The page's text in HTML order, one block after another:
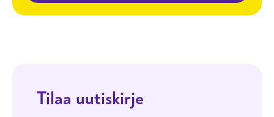
Tilaa uutiskirje